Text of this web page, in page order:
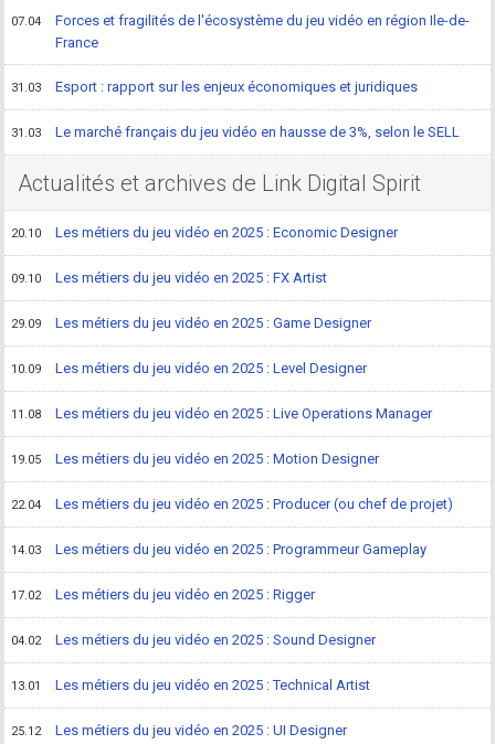
07.04
Forces et fragilités de l'écosystème du jeu vidéo en région Ile-de-
France
31.03 Esport : rapport sur les enjeux économiques et juridiques
31.03 Le marché français du jeu vidéo en hausse de 3%, selon le SELL
Actualités et archives de Link Digital Spirit
20.10 Les métiers du jeu vidéo en 2025 : Economic Designer
09.10 Les métiers du jeu vidéo en 2025 : FX Artist
29.09 Les métiers du jeu vidéo en 2025 : Game Designer
10.09 Les métiers du jeu vidéo en 2025 : Level Designer
11.08 Les métiers du jeu vidéo en 2025 : Live Operations Manager
19.05 Les métiers du jeu vidéo en 2025 : Motion Designer
22.04 Les métiers du jeu vidéo en 2025 : Producer (ou chef de projet)
14.03 Les métiers du jeu vidéo en 2025 : Programmeur Gameplay
17.02 Les métiers du jeu vidéo en 2025 : Rigger
04.02 Les métiers du jeu vidéo en 2025 : Sound Designer
13.01 Les métiers du jeu vidéo en 2025 : Technical Artist
25.12 Les métiers du jeu vidéo en 2025 : UI Designer